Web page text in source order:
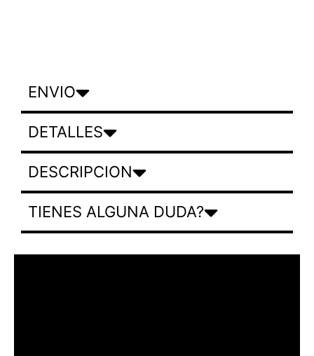
ENVIO
DETALLES
DESCRIPCION
TIENES ALGUNA DUDA?